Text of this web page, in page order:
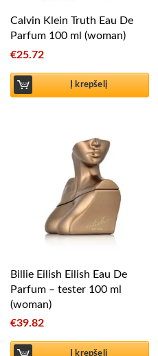
Calvin Klein Truth Eau De
Parfum 100 ml (woman)
€25.72
Į krepšelį
Billie Eilish Eilish Eau De
Parfum – tester 100 ml
(woman)
€39.82
Į krepšelį